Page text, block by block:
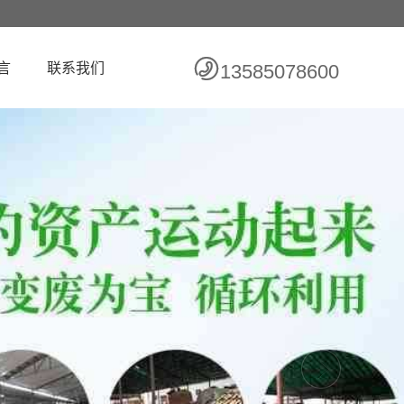
13585078600
联系我们